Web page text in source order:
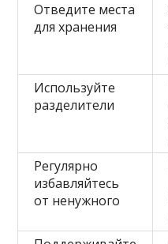
Отведите места
для хранения
Используйте
разделители
Регулярно
избавляйтесь
от ненужного